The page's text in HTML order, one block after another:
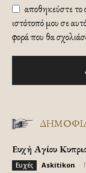
αποθηκεύστε το
ιστότοπό μου σε
φορά που θα
Ευχή Αγίου
Ευχές Askitikon